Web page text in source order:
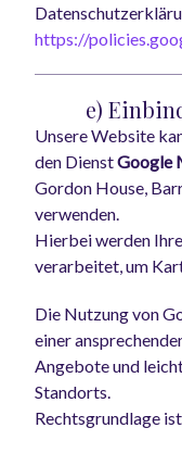
https://
e)
Unsere Website
den DienstGoogle
Gordon House,
verwenden.
Hierbei werden
verarbeitet, um
Die Nutzung von
einer
Angebote und
Standorts.
Rechtsgrundlage